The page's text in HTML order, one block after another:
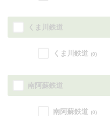
くま川鉄道
くま川鉄道 (0)
南阿蘇鉄道
南阿蘇鉄道 (0)